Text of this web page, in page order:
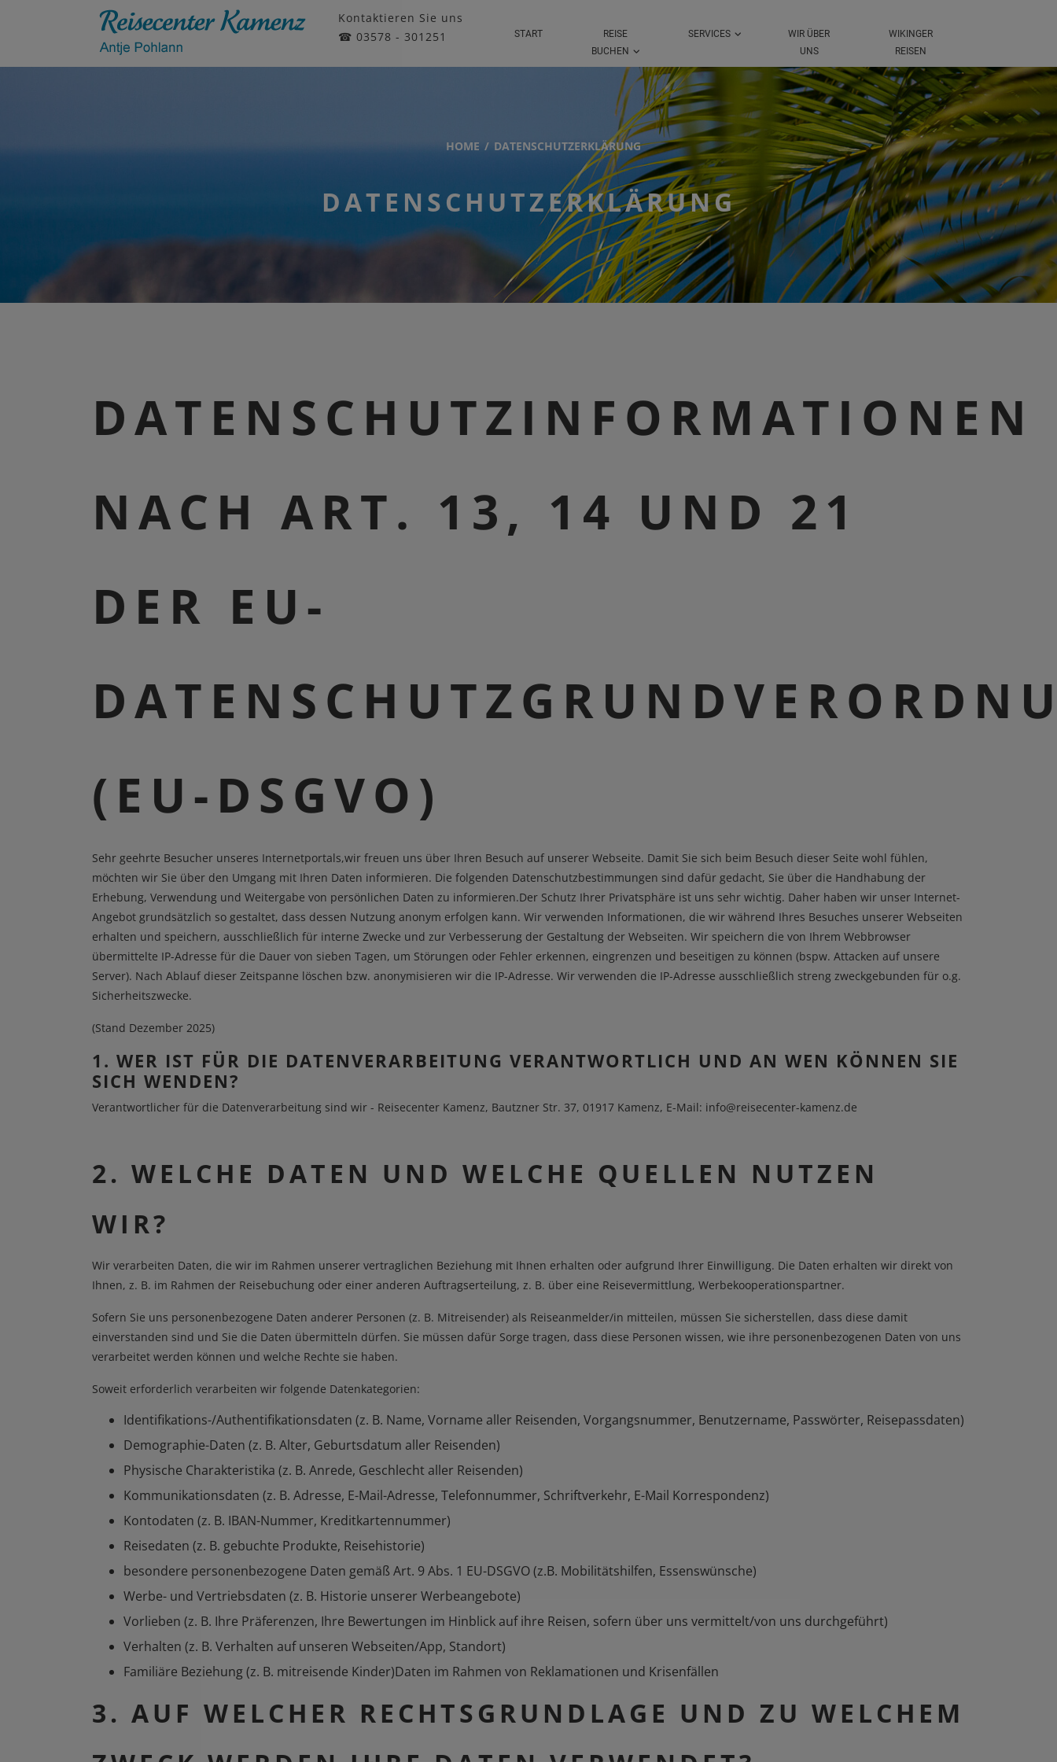
Kontaktieren Sie uns
☎ 03578 - 301251
START
REISE
BUCHEN
SERVICES
WIR ÜBER
UNS
WIKINGER
REISEN
HOME DATEN­SCHUTZ­ERKLÄRUNG
DATEN­SCHUTZ­ERKLÄRUNG
DATENSCHUTZINFORMATIONEN
NACH ART. 13, 14 UND 21
DER EU-
(EU-DSGVO)
Sehr geehrte Besucher unseres Internetportals,wir freuen uns über Ihren Besuch auf unserer Webseite. Damit Sie sich beim Besuch dieser Seite wohl fühlen,
möchten wir Sie über den Umgang mit Ihren Daten informieren. Die folgenden Datenschutzbestimmungen sind dafür gedacht, Sie über die Handhabung der
Erhebung, Verwendung und Weitergabe von persönlichen Daten zu informieren.Der Schutz Ihrer Privatsphäre ist uns sehr wichtig. Daher haben wir unser Internet-
Angebot grundsätzlich so gestaltet, dass dessen Nutzung anonym erfolgen kann. Wir verwenden Informationen, die wir während Ihres Besuches unserer Webseiten
erhalten und speichern, ausschließlich für interne Zwecke und zur Verbesserung der Gestaltung der Webseiten. Wir speichern die von Ihrem Webbrowser
übermittelte IP-Adresse für die Dauer von sieben Tagen, um Störungen oder Fehler erkennen, eingrenzen und beseitigen zu können (bspw. Attacken auf unsere
Server). Nach Ablauf dieser Zeitspanne löschen bzw. anonymisieren wir die IP-Adresse. Wir verwenden die IP-Adresse ausschließlich streng zweckgebunden für o.g.
Sicherheitszwecke.
(Stand Dezember 2025)
1. WER IST FÜR DIE DATENVERARBEITUNG VERANTWORTLICH UND AN WEN KÖNNEN SIE
SICH WENDEN?
Verantwortlicher für die Datenverarbeitung sind wir - Reisecenter Kamenz, Bautzner Str. 37, 01917 Kamenz, E-Mail: info@reisecenter-kamenz.de
2. WELCHE DATEN UND WELCHE QUELLEN NUTZEN
WIR?
Wir verarbeiten Daten, die wir im Rahmen unserer vertraglichen Beziehung mit Ihnen erhalten oder aufgrund Ihrer Einwilligung. Die Daten erhalten wir direkt von
Ihnen, z. B. im Rahmen der Reisebuchung oder einer anderen Auftragserteilung, z. B. über eine Reisevermittlung, Werbekooperationspartner.
Sofern Sie uns personenbezogene Daten anderer Personen (z. B. Mitreisender) als Reiseanmelder/in mitteilen, müssen Sie sicherstellen, dass diese damit
einverstanden sind und Sie die Daten übermitteln dürfen. Sie müssen dafür Sorge tragen, dass diese Personen wissen, wie ihre personenbezogenen Daten von uns
verarbeitet werden können und welche Rechte sie haben.
Soweit erforderlich verarbeiten wir folgende Datenkategorien:
Identifikations-/Authentifikationsdaten (z. B. Name, Vorname aller Reisenden, Vorgangsnummer, Benutzername, Passwörter, Reisepassdaten)
Demographie-Daten (z. B. Alter, Geburtsdatum aller Reisenden)
Physische Charakteristika (z. B. Anrede, Geschlecht aller Reisenden)
Kommunikationsdaten (z. B. Adresse, E-Mail-Adresse, Telefonnummer, Schriftverkehr, E-Mail Korrespondenz)
Kontodaten (z. B. IBAN-Nummer, Kreditkartennummer)
Reisedaten (z. B. gebuchte Produkte, Reisehistorie)
besondere personenbezogene Daten gemäß Art. 9 Abs. 1 EU-DSGVO (z.B. Mobilitätshilfen, Essenswünsche)
Werbe- und Vertriebsdaten (z. B. Historie unserer Werbeangebote)
Vorlieben (z. B. Ihre Präferenzen, Ihre Bewertungen im Hinblick auf ihre Reisen, sofern über uns vermittelt/von uns durchgeführt)
Verhalten (z. B. Verhalten auf unseren Webseiten/App, Standort)
Familiäre Beziehung (z. B. mitreisende Kinder)Daten im Rahmen von Reklamationen und Krisenfällen
3. AUF WELCHER RECHTSGRUNDLAGE UND ZU WELCHEM